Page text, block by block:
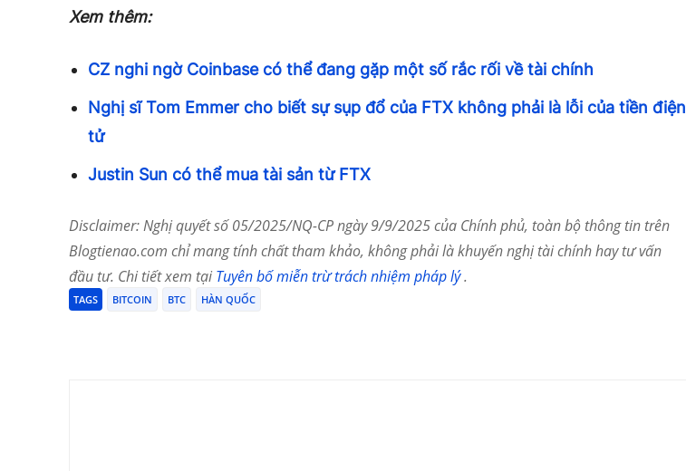
Xem thêm:
CZ nghi ngờ Coinbase có thể đang gặp một số rắc rối về tài chính
Nghị sĩ Tom Emmer cho biết sự sụp đổ của FTX không phải là lỗi của tiền điện
tử
Justin Sun có thể mua tài sản từ FTX
Disclaimer: Nghị quyết số 05/2025/NQ-CP ngày 9/9/2025 của Chính phủ, toàn bộ thông tin trên
Blogtienao.com chỉ mang tính chất tham khảo, không phải là khuyến nghị tài chính hay tư vấn
đầu tư. Chi tiết xem tạiTuyên bố miễn trừ trách nhiệm pháp lý.
TAGS BITCOIN BTC HÀN QUỐC